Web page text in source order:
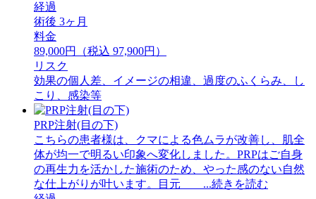
経過
術後 3ヶ月
料金
89,000円（税込 97,900円）
リスク
効果の個人差、イメージの相違、過度のふくらみ、し
こり、感染等
PRP注射(目の下)
こちらの患者様は、クマによる色ムラが改善し、肌全
体が均一で明るい印象へ変化しました。PRPはご自身
の再生力を活かした施術のため、やった感のない自然
な仕上がりが叶います。目元 ...続きを読む